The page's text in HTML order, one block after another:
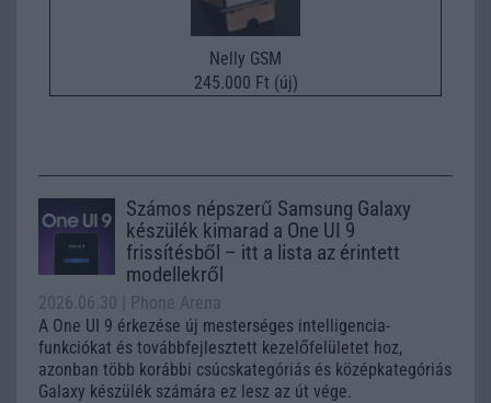
Nelly GSM
245.000 Ft (új)
Számos népszerű Samsung Galaxy
készülék kimarad a One UI 9
frissítésből – itt a lista az érintett
modellekről
2026.06.30
| Phone Arena
A One UI 9 érkezése új mesterséges intelligencia-
funkciókat és továbbfejlesztett kezelőfelületet hoz,
azonban több korábbi csúcskategóriás és középkategóriás
Galaxy készülék számára ez lesz az út vége.